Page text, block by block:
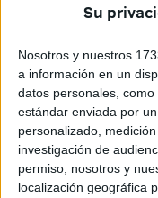
Su
Nosotros y nuestros
a información en un
datos personales,
estándar enviada por
personalizado,
investigación de
permiso, nosotros y
localización geográfica
Elcentro cultural Al
fotográfica solidaria
de laasociación
Perla del
Lamuestra recoge
pretende enviar un